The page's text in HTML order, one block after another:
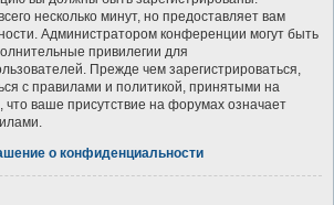
несколько минут, но предоставляет вам
Администратором конференции могут быть
привилегии для
Прежде чем зарегистрироваться,
с правилами и политикой, принятыми на
ваше присутствие на форумах означает
о конфиденциальности